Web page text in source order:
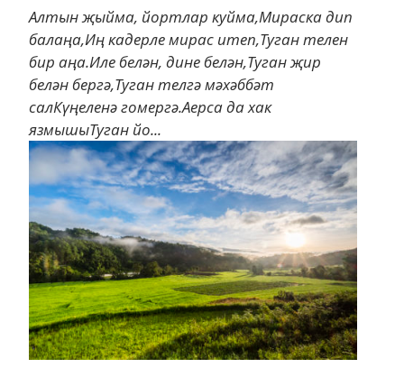
Алтын җыйма, йортлар куйма,Мираска дип
балаңа,Иң кадерле мирас итеп,Туган телен
бир аңа.Иле белән, дине белән,Туган җир
белән бергә,Туган телгә мәхәббәт
салКүңеленә гомергә.Аерса да хак
язмышыТуган йо...